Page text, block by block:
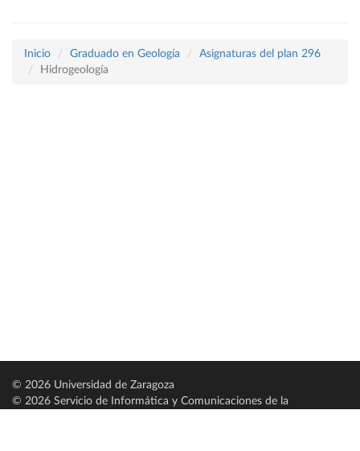
Inicio Graduado en Geología
Asignaturas del plan 296
Hidrogeología
© 2026 Universidad de Zaragoza
© 2026 Servicio de Informática y Comunicaciones de la